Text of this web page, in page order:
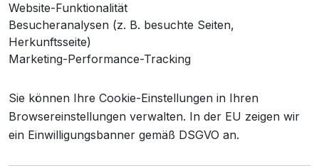
Website-Funktionalität
Besucheranalysen (z. B. besuchte Seiten,
Herkunftsseite)
Marketing-Performance-Tracking
Sie können Ihre Cookie-Einstellungen in Ihren
Browsereinstellungen verwalten. In der EU zeigen wir
ein Einwilligungsbanner gemäß DSGVO an.